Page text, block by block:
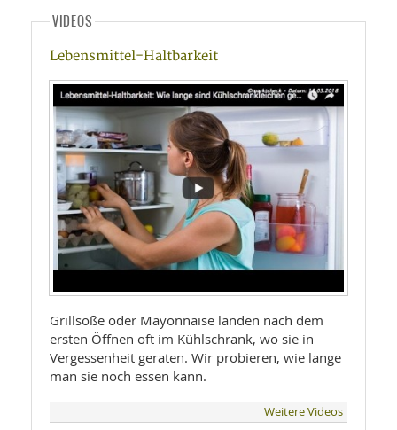
VIDEOS
Lebensmittel-Haltbarkeit
Grillsoße oder Mayonnaise landen nach dem
ersten Öffnen oft im Kühlschrank, wo sie in
Vergessenheit geraten. Wir probieren, wie lange
man sie noch essen kann.
Weitere Videos